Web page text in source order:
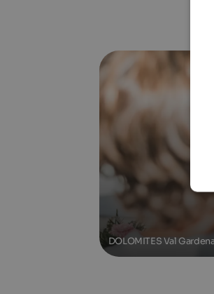
DOLOMITES Val